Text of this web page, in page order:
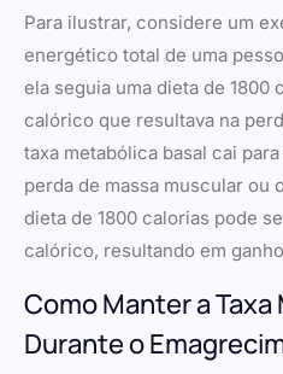
Para ilustrar, considere um
energético total de uma
ela seguia uma dieta de 1800
calórico que resultava na
taxa metabólica basal cai
perda de massa muscular ou
dieta de 1800 calorias pode
calórico, resultando em
Como Manter a
Durante o